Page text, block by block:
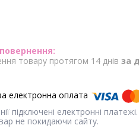
товару протягом 14 днів за
підключені електронні
не покидаючи сайту.